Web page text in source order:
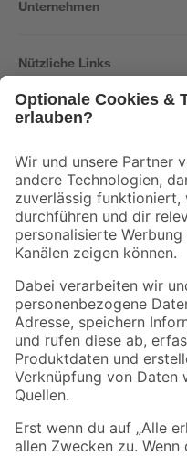
Unternehmen
Nützliche Links
Der toom Newsletter: Keine
Zur Newsletter
Folge uns
Zahlungsarten
Sicher einkaufen